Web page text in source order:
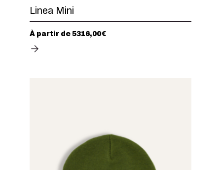
Linea Mini
À partir de 5316,00€